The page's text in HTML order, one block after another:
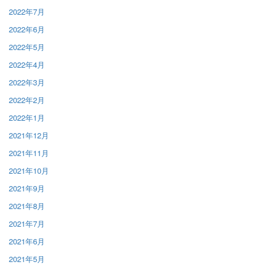
2022年7月
2022年6月
2022年5月
2022年4月
2022年3月
2022年2月
2022年1月
2021年12月
2021年11月
2021年10月
2021年9月
2021年8月
2021年7月
2021年6月
2021年5月